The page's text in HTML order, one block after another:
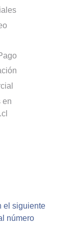
en
el siguiente
número